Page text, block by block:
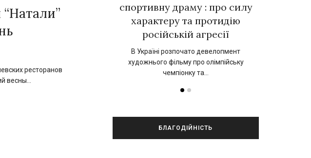
ресторанов
весны…
комедії «РОДИЧІ»
вийде повнометражна…
спортивну драму : про силу
характеру та протидію
російській агресії
В Україні розпочато девелопмент
художнього фільму про олімпійську
чемпіонку та…
БЛАГОДІЙНІСТЬ